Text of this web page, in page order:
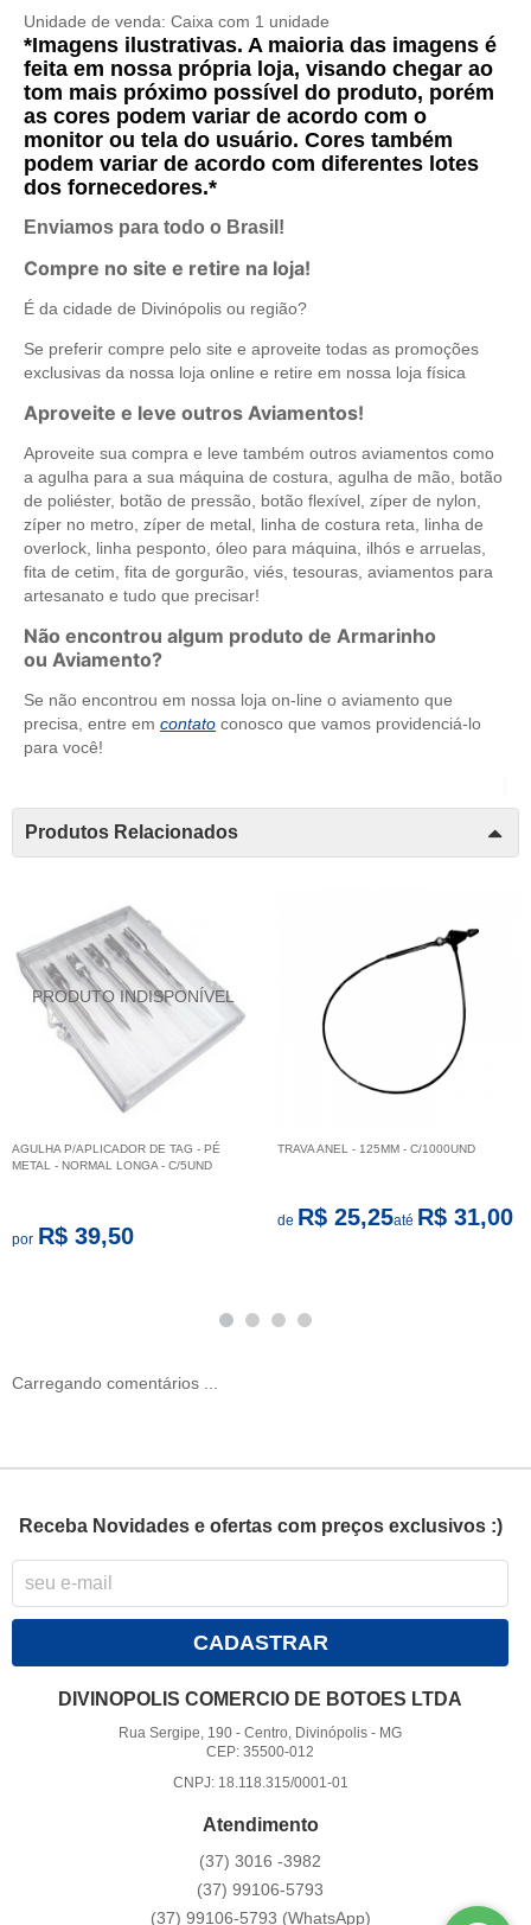
Unidade de venda: Caixa com 1 unidade
*Imagens ilustrativas. A maioria das imagens é
feita em nossa própria loja, visando chegar ao
tom mais próximo possível do produto, porém
as cores podem variar de acordo com o
monitor ou tela do usuário. Cores também
podem variar de acordo com diferentes lotes
dos fornecedores.*
Enviamos para todo o Brasil!
Compre no site e retire na loja!
É da cidade de Divinópolis ou região?
Se preferir compre pelo site e aproveite todas as promoções
exclusivas da nossa loja online e retire em nossa loja física
Aproveite e leve outros Aviamentos!
Aproveite sua compra e leve também outros aviamentos como
a agulha para a sua máquina de costura, agulha de mão, botão
de poliéster, botão de pressão, botão flexível, zíper de nylon,
zíper no metro, zíper de metal, linha de costura reta, linha de
overlock, linha pesponto, óleo para máquina, ilhós e arruelas,
fita de cetim, fita de gorgurão, viés, tesouras, aviamentos para
artesanato e tudo que precisar!
Não encontrou algum produto de Armarinho
ou Aviamento?
Se não encontrou em nossa loja on-line o aviamento que
precisa, entre em contato conosco que vamos providenciá-lo
para você!
Produtos Relacionados
AGULHA P/APLICADOR DE TAG - PÉ
METAL - NORMAL LONGA - C/5UND
por R$ 39,50
TRAVA ANEL - 125MM - C/1000UND
de R$ 25,25até R$ 31,00
Carregando comentários ...
Receba Novidades e ofertas com preços exclusivos :)
CADASTRAR
DIVINOPOLIS COMERCIO DE BOTOES LTDA
Rua Sergipe, 190 -Centro, Divinópolis - MG
CEP: 35500-012
CNPJ: 18.118.315/0001-01
Atendimento
(37) 3016 -3982
(37) 99106-5793
(37) 99106-5793 (WhatsApp)